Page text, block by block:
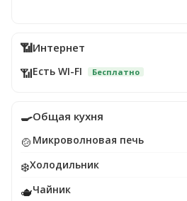
📶Интернет
📶Есть WI-FI Бесплатно
🍳Общая кухня
🍲 Микроволновая печь
❄️Холодильник
🫖Чайник